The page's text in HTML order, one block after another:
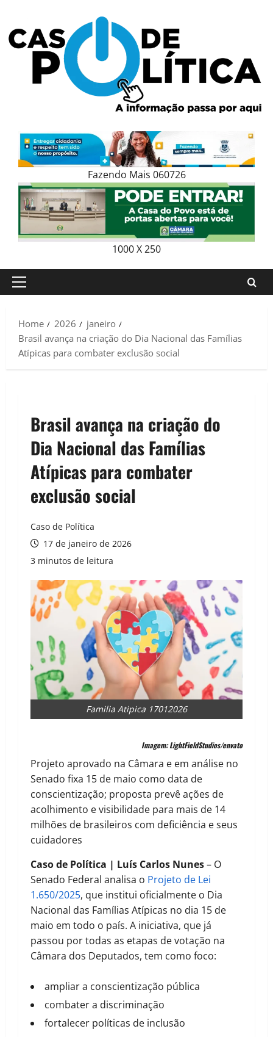
content
Fazendo Mais 060726
1000 X 250
Primary
Home
2026
janeiro
Brasil avança na criação do Dia Nacional das Famílias
Atípicas para combater exclusão social
Brasil avança na criação do
Dia Nacional das Famílias
Atípicas para combater
exclusão social
Caso de Política
17 de janeiro de 2026
3 minutos de leitura
Familia Atipica 17012026
Imagem: LightFieldStudios/envato
Projeto aprovado na Câmara e em análise no
Senado fixa 15 de maio como data de
conscientização; proposta prevê ações de
acolhimento e visibilidade para mais de 14
milhões de brasileiros com deficiência e seus
cuidadores
Caso de Política | Luís Carlos Nunes– O
Senado Federal analisa o Projeto de Lei
1.650/2025, que institui oficialmente o Dia
Nacional das Famílias Atípicas no dia 15 de
maio em todo o país. A iniciativa, que já
passou por todas as etapas de votação na
Câmara dos Deputados, tem como foco:
ampliar a conscientização pública
combater a discriminação
fortalecer políticas de inclusão